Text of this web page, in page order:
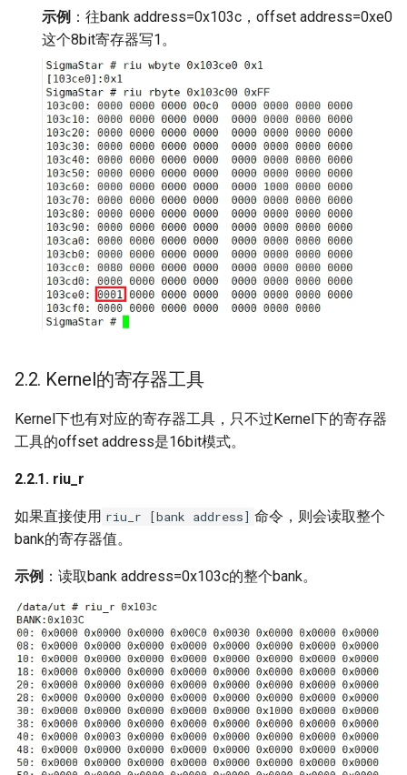
示例 ：往bank address=0x103c，offset address=0xe0
这个8bit寄存器写1。
2.2. Kernel的寄存器工具
Kernel下也有对应的寄存器工具，只不过Kernel下的寄存器
工具的offset address是16bit模式。
2.2.1. riu_r
如果直接使用 riu_r [bank address] 命令，则会读取整个
bank的寄存器值。
示例 ：读取bank address=0x103c的整个bank。